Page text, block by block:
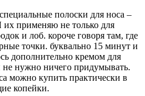
полоски для носа –
их применяю не только для
и лоб. короче говоря там, где
точки. буквально 15 минут и
дополнительно кремом для
нужно ничего придумывать.
можно купить практически в
копейки.